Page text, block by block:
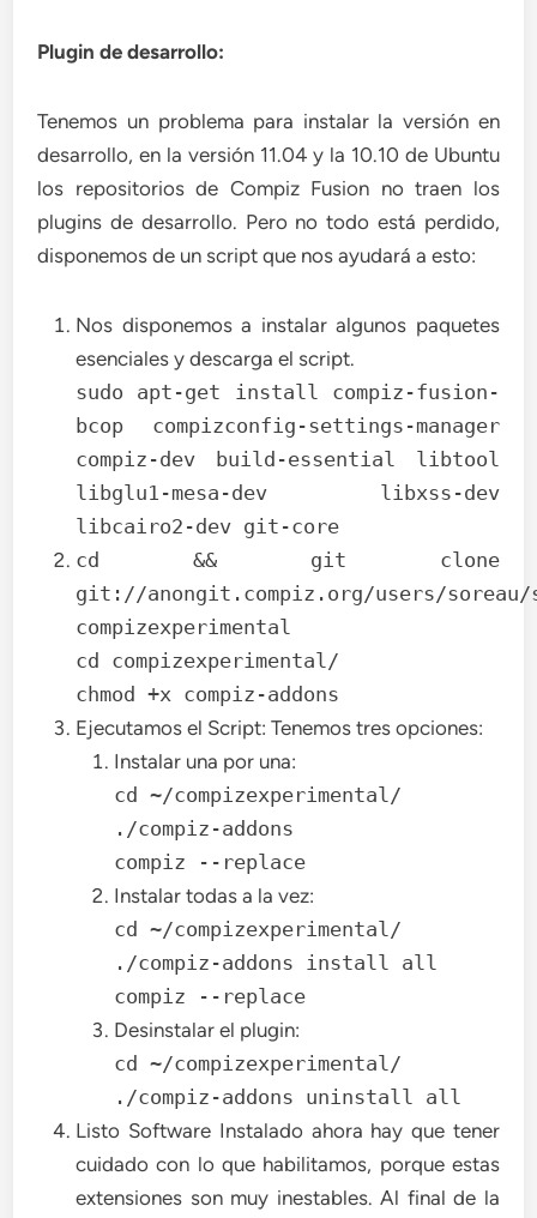
Plugin de desarrollo:
Tenemos un problema para instalar la versión en
desarrollo, en la versión 11.04 y la 10.10 de Ubuntu
los repositorios de Compiz Fusion no traen los
plugins de desarrollo. Pero no todo está perdido,
disponemos de un script que nos ayudará a esto:
Nos disponemos a instalar algunos paquetes
esenciales y descarga el script.
sudo apt-get install compiz-fusion-
bcop compizconfig-settings-manager
compiz-dev build-essential libtool
libglu1-mesa-dev libxss-dev
libcairo2-dev git-core
cd && git clone
git://anongit.compiz.org/users/
compizexperimental
cd compizexperimental/
chmod +x compiz-addons
Ejecutamos el Script: Tenemos tres opciones:
Instalar una por una:
cd ~/compizexperimental/
./compiz-addons
compiz --replace
Instalar todas a la vez:
cd ~/compizexperimental/
./compiz-addons install all
compiz --replace
Desinstalar el plugin:
cd ~/compizexperimental/
./compiz-addons uninstall all
Listo Software Instalado ahora hay que tener
cuidado con lo que habilitamos, porque estas
extensiones son muy inestables. Al final de la